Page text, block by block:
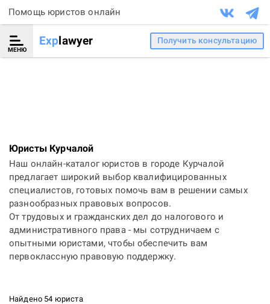
Помощь юристов онлайн
МЕНЮ
Explawyer Получить консультацию
Юристы Курчалой
Наш онлайн-каталог юристов в городе Курчалой
предлагает широкий выбор квалифицированных
специалистов, готовых помочь вам в решении самых
разнообразных правовых вопросов.
От трудовых и гражданских дел до налогового и
административного права - мы сотрудничаем с
опытными юристами, чтобы обеспечить вам
первоклассную правовую поддержку.
Найдено 54 юриста